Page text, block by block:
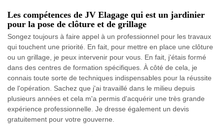
Les compétences de JV Elagage qui est un jardinier
pour la pose de clôture et de grillage
Songez toujours à faire appel à un professionnel pour les travaux
qui touchent une priorité. En fait, pour mettre en place une clôture
ou un grillage, je peux intervenir pour vous. En fait, j'étais formé
dans des centres de formation spécifiques. À côté de cela, je
connais toute sorte de techniques indispensables pour la réussite
de l'opération. Sachez que j'ai travaillé dans le milieu depuis
plusieurs années et cela m'a permis d'acquérir une très grande
expérience professionnelle. Je dresse également un devis
gratuitement pour votre gouverne.